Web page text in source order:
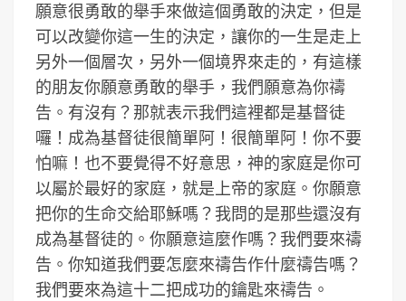
願意很勇敢的舉手來做這個勇敢的決定，但是
可以改變你這一生的決定，讓你的一生是走上
另外一個層次，另外一個境界來走的，有這樣
的朋友你願意勇敢的舉手，我們願意為你禱
告。有沒有？那就表示我們這裡都是基督徒
囉！成為基督徒很簡單阿！很簡單阿！你不要
怕嘛！也不要覺得不好意思，神的家庭是你可
以屬於最好的家庭，就是上帝的家庭。你願意
把你的生命交給耶穌嗎？我問的是那些還沒有
成為基督徒的。你願意這麼作嗎？我們要來禱
告。你知道我們要怎麼來禱告作什麼禱告嗎？
我們要來為這十二把成功的鑰匙來禱告。